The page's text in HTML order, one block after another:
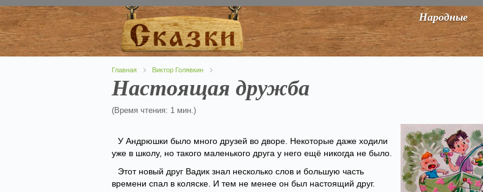
Народные
Главная Виктор Голявкин
Настоящая дружба
(Время чтения: 1 мин.)
У Андрюшки было много друзей во дворе. Некоторые даже ходили
уже в школу, но такого маленького друга у него ещё никогда не было.
Этот новый друг Вадик знал несколько слов и большую часть
времени спал в коляске. И тем не менее он был настоящий друг.